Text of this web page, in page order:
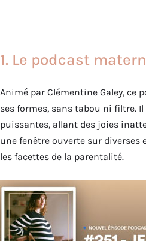
1. Le podcast
Animé par Clémentine Galey,
ses formes, sans tabou ni filtre.
puissantes, allant des joies
une fenêtre ouverte sur diverses
les facettes de la parentalité.